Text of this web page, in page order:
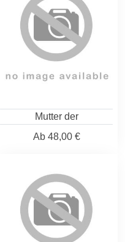
Mutter der
Ab48,00 €